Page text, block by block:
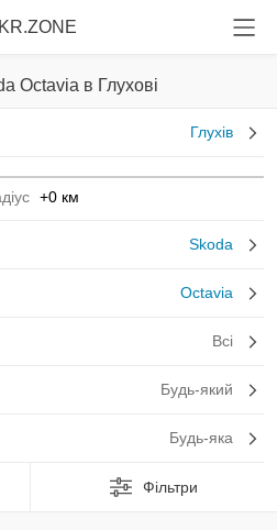
Octavia в Глухові
Глухів
+0 км
Skoda
Octavia
Всі
Будь-який
Будь-яка
Фільтри